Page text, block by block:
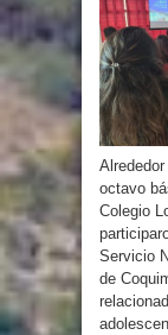
octavo
Colegio
Servicio
de